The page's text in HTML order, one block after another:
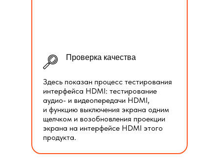
Проверка качества
Здесь показан процесс тестирования
интерфейса HDMI: тестирование
аудио- и видеопередачи HDMI,
и функцию выключения экрана одним
щелчком и возобновления проекции
экрана на интерфейсе HDMI этого
продукта.